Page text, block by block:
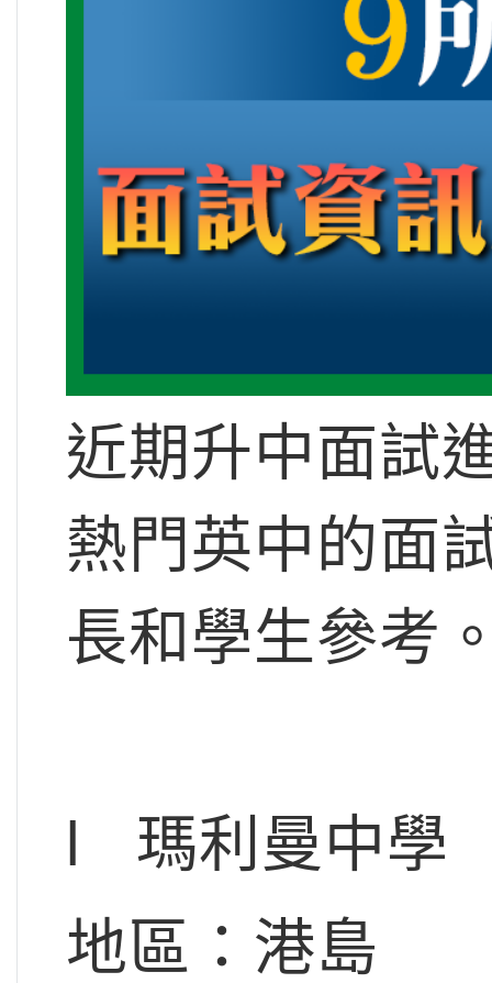
近期升中面試
熱門英中的面
長和學生參考
l 瑪利曼中學
地區：港島